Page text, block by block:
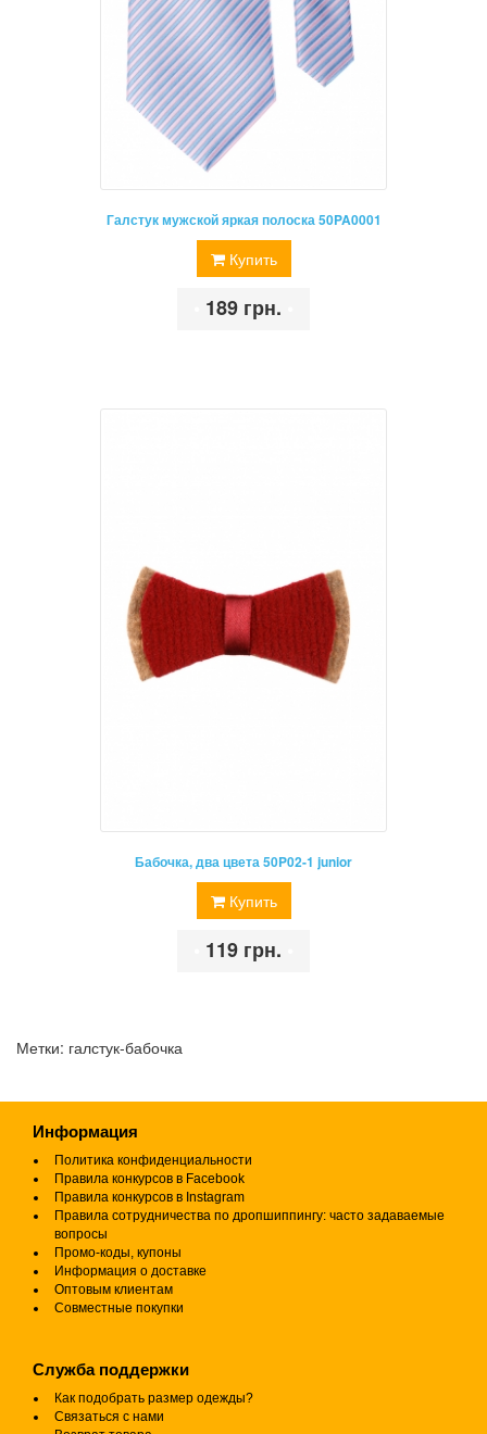
Галстук мужской яркая полоска 50PA0001
Купить
189 грн.
Бабочка, два цвета 50P02-1 junior
Купить
119 грн.
Метки: галстук-бабочка
Информация
Политика конфиденциальности
Правила конкурсов в Facebook
Правила конкурсов в Instagram
Правила сотрудничества по дропшиппингу: часто задаваемые
вопросы
Промо-коды, купоны
Информация о доставке
Оптовым клиентам
Совместные покупки
Служба поддержки
Как подобрать размер одежды?
Связаться с нами